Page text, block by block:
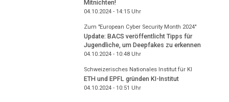
Mitnichten!
04.10.2024 - 14:15Uhr
Zum "European Cyber Security Month 2024"
Update: BACS veröffentlicht Tipps für
Jugendliche, um Deepfakes zu erkennen
04.10.2024 - 10:48Uhr
Schweizerisches Nationales Institut für KI
ETH und EPFL gründen KI-Institut
04.10.2024 - 10:51 Uhr